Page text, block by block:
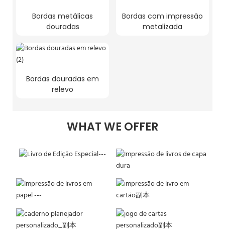
Bordas metálicas
douradas
Bordas com impressão
metalizada
Bordas douradas em
relevo
WHAT WE OFFER